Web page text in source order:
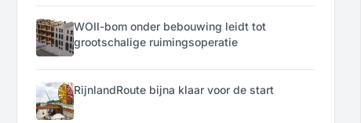
WOII-bom onder bebouwing leidt tot
grootschalige ruimingsoperatie
RijnlandRoute bijna klaar voor de start